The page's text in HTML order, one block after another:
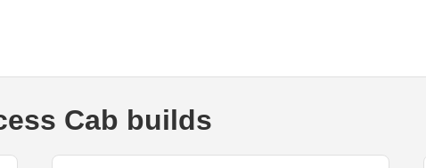
Cab builds